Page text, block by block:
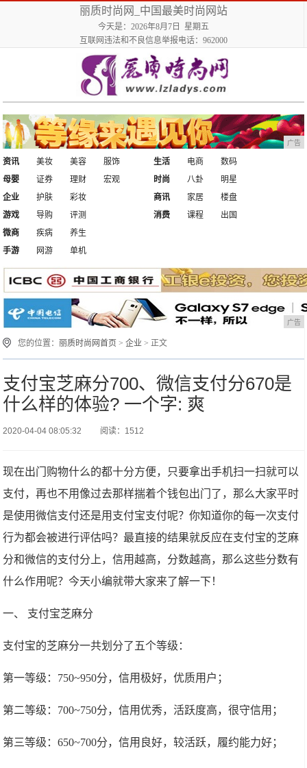
丽质时尚网_中国最美时尚网站
今天是：2026年8月7日 星期五
互联网违法和不良信息举报电话：962000
广告
资讯 美妆 美容
服饰
母婴
证券 理财 宏观
生活 电商
数码
时尚
八卦
明星
企业
护肤
彩妆
游戏
导购 评测
商讯 家居
楼盘
消费
课程
出国
微商
疾病
养生
手游
网游 单机
广告
您的位置： 丽质时尚网首页 >企业 > 正文
支付宝芝麻分700、微信支付分670是
什么样的体验? 一个字: 爽
2020-04-04 08:05:32 阅读：1512
现在出门购物什么的都十分方便，只要拿出手机扫一扫就可以
支付，再也不用像过去那样揣着个钱包出门了，那么大家平时
是使用微信支付还是用支付宝支付呢？你知道你的每一次支付
行为都会被进行评估吗？最直接的结果就反应在支付宝的芝麻
分和微信的支付分上，信用越高，分数越高，那么这些分数有
什么作用呢？今天小编就带大家来了解一下！
一、 支付宝芝麻分
支付宝的芝麻分一共划分了五个等级：
第一等级：750~950分，信用极好，优质用户；
第二等级：700~750分，信用优秀，活跃度高，很守信用；
第三等级：650~700分，信用良好，较活跃，履约能力好；